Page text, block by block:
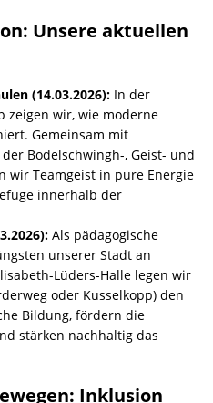
Unsere aktuellen
(14.03.2026): In der
zeigen wir, wie moderne
Gemeinsam mit
Bodelschwingh-, Geist- und
wir Teamgeist in pure Energie
innerhalb der
Als pädagogische
unserer Stadt an
Lüders-Halle legen wir
oder Kusselkopp) den
Bildung, fördern die
stärken nachhaltig das
Inklusion